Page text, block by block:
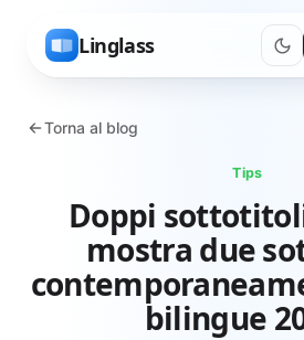
Linglass
Torna al blog
Tips
Doppi
mostra due
bilingue